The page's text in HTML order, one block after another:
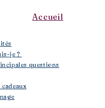
Accueil
je ?
questions
cadeaux